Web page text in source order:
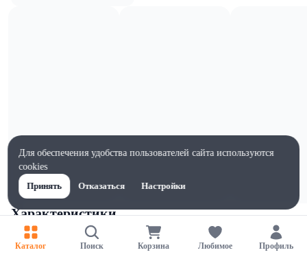
Характеристики
Ширина, мм
70
Каталог Поиск Корзина Любимое Профиль
Для обеспечения удобства пользователей сайта используются
cookies
Принять
Отказаться Настройки